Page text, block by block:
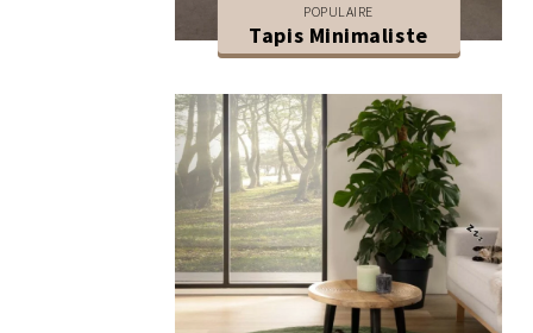
POPULAIRE
Tapis Minimaliste